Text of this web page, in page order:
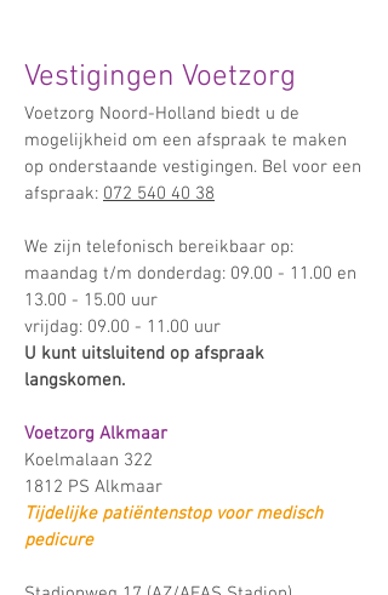
Vestigingen Voetzorg
​Voetzorg Noord-Holland biedt u de
mogelijkheid om een afspraak te maken
op onderstaande vestigingen. Bel voor een
afspraak: 072 540 40 38
We zijn telefonisch bereikbaar op:
maandag t/m donderdag: 09.00 - 11.00 en
13.00 - 15.00 uur
vrijdag: 09.00 - 11.00 uur
U kunt uitsluitend op afspraak
langskomen.
Voetzorg Alkmaar
Koelmalaan 322
1812 PS Alkmaar
Tijdelijke patiëntenstop voor medisch
pedicure